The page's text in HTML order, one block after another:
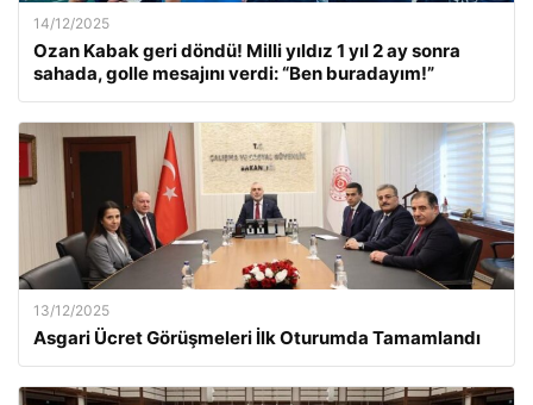
14/12/2025
Ozan Kabak geri döndü! Milli yıldız 1 yıl 2 ay sonra
sahada, golle mesajını verdi: “Ben buradayım!”
13/12/2025
Asgari Ücret Görüşmeleri İlk Oturumda Tamamlandı